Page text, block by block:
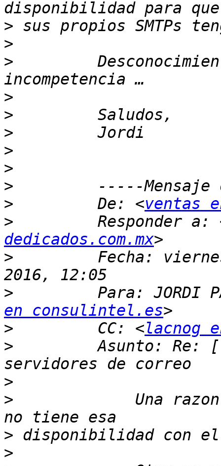
>
>
>
>
>
>
>
>
>
>
         De: <
ventas
>
Responder a:
dedicados.com.mx
>
Fecha:
>
Para: JORDI
en consulintel.es
>
         CC: <
lacnog
>
Asunto: Re:
>
>
Una
>
>